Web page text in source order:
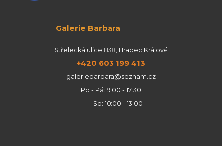
Galerie Barbara
Střelecká ulice 838, Hradec Králové
+420 603 199 413
galeriebarbara@seznam.cz
Po - Pá: 9:00 - 17:30
So: 10:00 - 13:00